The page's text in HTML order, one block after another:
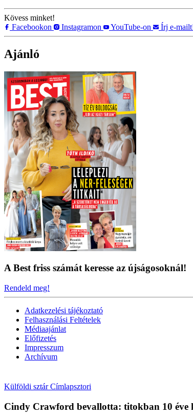
Kövess minket!
Facebookon
Instagramon YouTube-on Írj e-
Ajánló
A Best friss számát keresse az újságosoknál!
Rendeld meg!
Adatkezelési tájékoztató
Felhasználási Feltételek
Médiaajánlat
Előfizetés
Impresszum
Archívum
Külföldi sztárCímlapsztori
Cindy Crawford bevallotta: titokban 10 éve